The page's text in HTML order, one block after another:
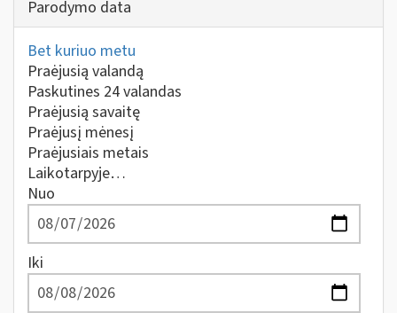
Parodymo data
Bet kuriuo metu
Praėjusią valandą
Paskutines 24 valandas
Praėjusią savaitę
Praėjusį mėnesį
Praėjusiais metais
Laikotarpyje…
Nuo
Iki